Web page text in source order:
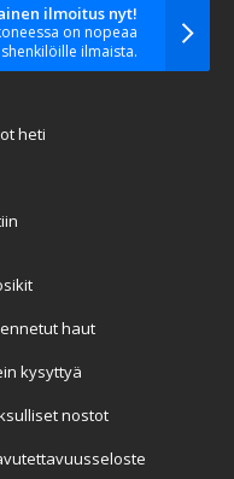
ilmoitus nyt!
on nopeaa
ilmaista.
heti
haut
kysyttyä
nostot